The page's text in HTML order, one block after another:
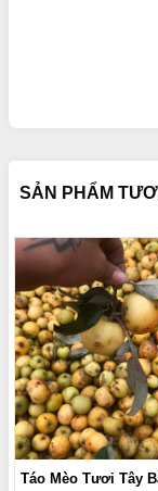
SẢN PHẨM
Táo Mèo Tươi Tây